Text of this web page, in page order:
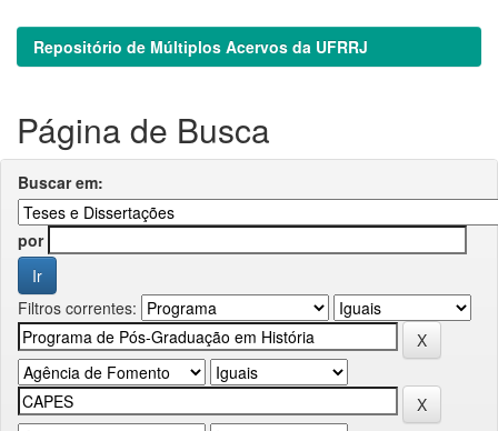
Repositório de Múltiplos Acervos da UFRRJ
Página de Busca
Buscar em:
por
Filtros correntes: